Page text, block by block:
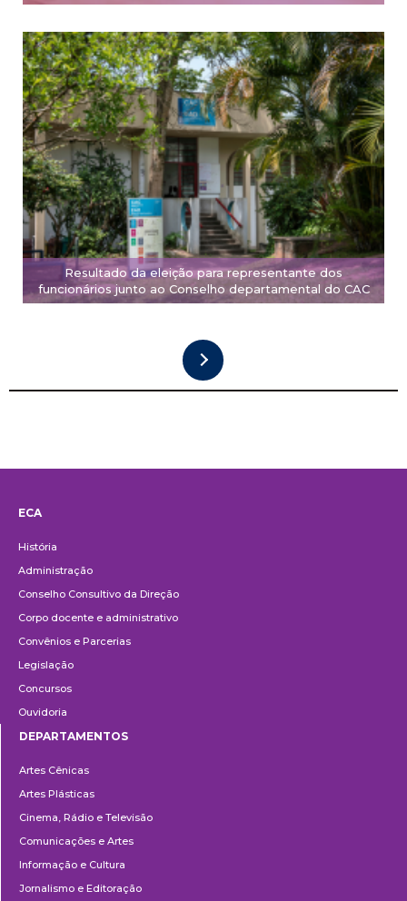
Resultado da eleição para representante dos
funcionários junto ao Conselho departamental do CAC
ECA
História
Administração
Conselho Consultivo da Direção
Corpo docente e administrativo
Convênios e Parcerias
Legislação
Concursos
Ouvidoria
DEPARTAMENTOS
Artes Cênicas
Artes Plásticas
Cinema, Rádio e Televisão
Comunicações e Artes
Informação e Cultura
Jornalismo e Editoração